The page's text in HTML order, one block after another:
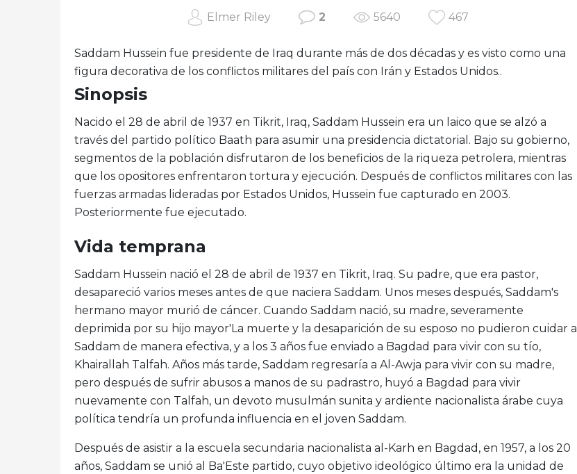
Elmer Riley 2 5640 467
Saddam Hussein fue presidente de Iraq durante más de dos décadas y es visto como una
figura decorativa de los conflictos militares del país con Irán y Estados Unidos..
Sinopsis
Nacido el 28 de abril de 1937 en Tikrit, Iraq, Saddam Hussein era un laico que se alzó a
través del partido político Baath para asumir una presidencia dictatorial. Bajo su gobierno,
segmentos de la población disfrutaron de los beneficios de la riqueza petrolera, mientras
que los opositores enfrentaron tortura y ejecución. Después de conflictos militares con las
fuerzas armadas lideradas por Estados Unidos, Hussein fue capturado en 2003.
Posteriormente fue ejecutado.
Vida temprana
Saddam Hussein nació el 28 de abril de 1937 en Tikrit, Iraq. Su padre, que era pastor,
desapareció varios meses antes de que naciera Saddam. Unos meses después, Saddam's
hermano mayor murió de cáncer. Cuando Saddam nació, su madre, severamente
deprimida por su hijo mayor'La muerte y la desaparición de su esposo no pudieron cuidar a
Saddam de manera efectiva, y a los 3 años fue enviado a Bagdad para vivir con su tío,
Khairallah Talfah. Años más tarde, Saddam regresaría a Al-Awja para vivir con su madre,
pero después de sufrir abusos a manos de su padrastro, huyó a Bagdad para vivir
nuevamente con Talfah, un devoto musulmán sunita y ardiente nacionalista árabe cuya
política tendría un profunda influencia en el joven Saddam.
Después de asistir a la escuela secundaria nacionalista al-Karh en Bagdad, en 1957, a los 20
años, Saddam se unió al Ba'Este partido, cuyo objetivo ideológico último era la unidad de